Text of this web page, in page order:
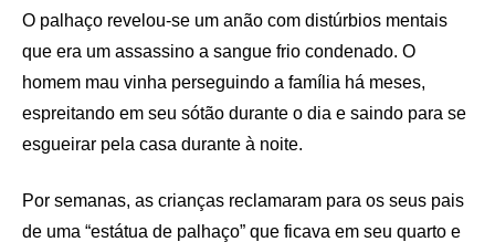
O palhaço revelou-se um anão com distúrbios mentais
que era um assassino a sangue frio condenado. O
homem mau vinha perseguindo a família há meses,
espreitando em seu sótão durante o dia e saindo para se
esgueirar pela casa durante à noite.
Por semanas, as crianças reclamaram para os seus pais
de uma “estátua de palhaço” que ficava em seu quarto e